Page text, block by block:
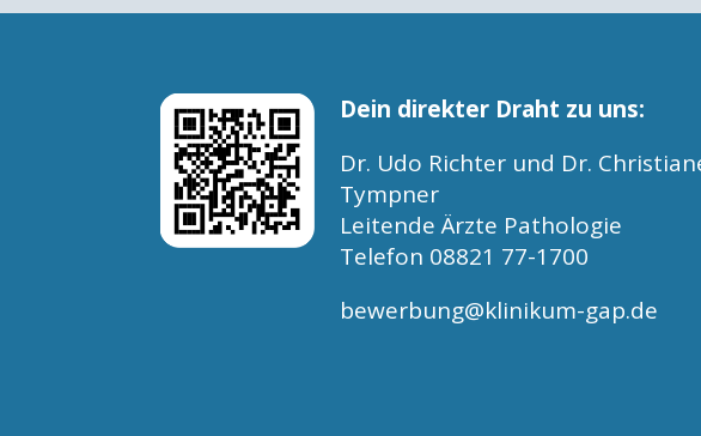
Dein direkter Draht zu uns:
Dr. Udo Richter und Dr.
Tympner
Leitende Ärzte Pathologie
Telefon 08821 77-1700
bewerbung@klinikum-gap.de